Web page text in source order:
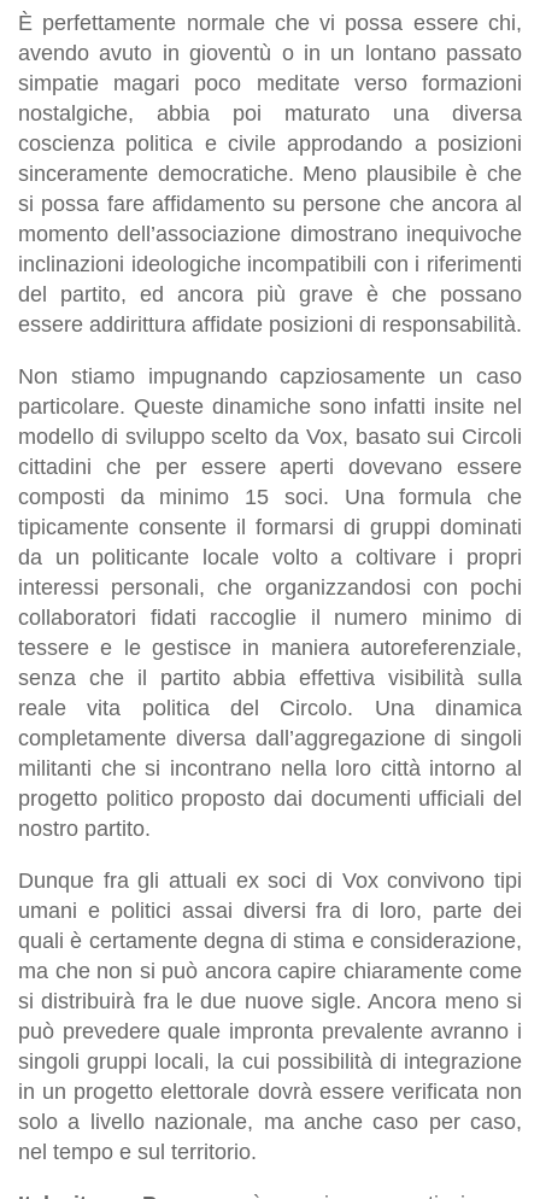
È perfettamente normale che vi possa essere chi,
avendo avuto in gioventù o in un lontano passato
simpatie magari poco meditate verso formazioni
nostalgiche, abbia poi maturato una diversa
coscienza politica e civile approdando a posizioni
sinceramente democratiche. Meno plausibile è che
si possa fare affidamento su persone che ancora al
momento dell’associazione dimostrano inequivoche
inclinazioni ideologiche incompatibili con i riferimenti
del partito, ed ancora più grave è che possano
essere addirittura affidate posizioni di responsabilità.
Non stiamo impugnando capziosamente un caso
particolare. Queste dinamiche sono infatti insite nel
modello di sviluppo scelto da Vox, basato sui Circoli
cittadini che per essere aperti dovevano essere
composti da minimo 15 soci. Una formula che
tipicamente consente il formarsi di gruppi dominati
da un politicante locale volto a coltivare i propri
interessi personali, che organizzandosi con pochi
collaboratori fidati raccoglie il numero minimo di
tessere e le gestisce in maniera autoreferenziale,
senza che il partito abbia effettiva visibilità sulla
reale vita politica del Circolo. Una dinamica
completamente diversa dall’aggregazione di singoli
militanti che si incontrano nella loro città intorno al
progetto politico proposto dai documenti ufficiali del
nostro partito.
Dunque fra gli attuali ex soci di Vox convivono tipi
umani e politici assai diversi fra di loro, parte dei
quali è certamente degna di stima e considerazione,
ma che non si può ancora capire chiaramente come
si distribuirà fra le due nuove sigle. Ancora meno si
può prevedere quale impronta prevalente avranno i
singoli gruppi locali, la cui possibilità di integrazione
in un progetto elettorale dovrà essere verificata non
solo a livello nazionale, ma anche caso per caso,
nel tempo e sul territorio.